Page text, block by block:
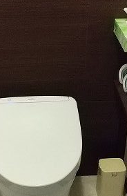
。
キャビネットは